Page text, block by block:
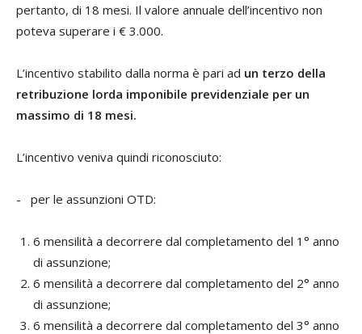
pertanto, di 18 mesi. Il valore annuale dell’incentivo non
poteva superare i € 3.000.
L’incentivo stabilito dalla norma è pari ad un terzo della
retribuzione lorda imponibile previdenziale per un
massimo di 18 mesi.
L’incentivo veniva quindi riconosciuto:
- per le assunzioni OTD:
6 mensilità a decorrere dal completamento del 1° anno
di assunzione;
6 mensilità a decorrere dal completamento del 2° anno
di assunzione;
6 mensilità a decorrere dal completamento del 3° anno